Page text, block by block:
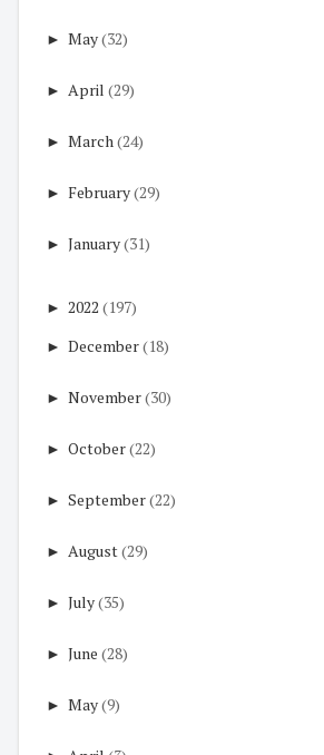
► May(32)
► April (29)
► March(24)
► February(29)
► January(31)
► 2022 (197)
► December(18)
► November(30)
► October(22)
► September(22)
► August(29)
► July(35)
► June (28)
► May(9)